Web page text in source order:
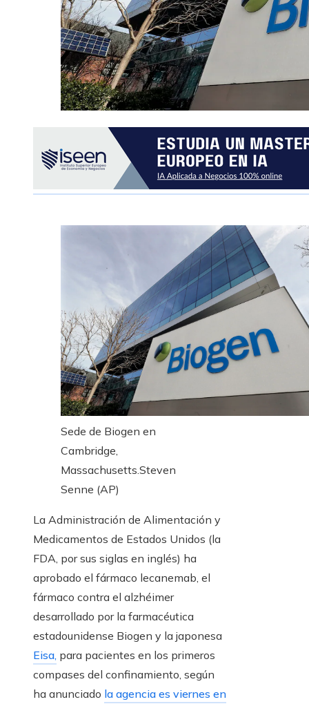
Sede de Biogen en
Cambridge,
Massachusetts.Steven
Senne (AP)
La Administración de Alimentación y
Medicamentos de Estados Unidos (la
FDA, por sus siglas en inglés) ha
aprobado el fármaco lecanemab, el
fármaco contra el alzhéimer
desarrollado por la farmacéutica
estadounidense Biogen y la japonesa
Eisa, para pacientes en los primeros
compases del confinamiento, según
ha anunciado la agencia es viernes en